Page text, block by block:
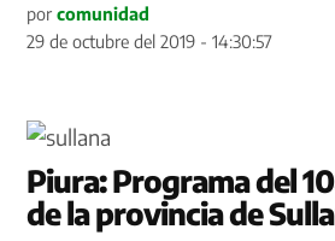
por comunidad
29 de octubre del 2019 - 14:30:57
Piura: Programa del
de la provincia de